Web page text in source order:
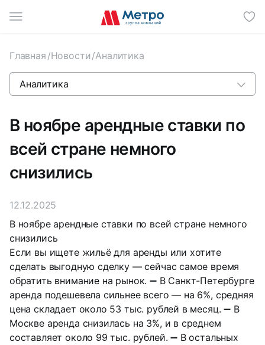
Главная /Новости/Аналитика
Новости отрасли
СМИ о нас
Аналитика
События «Метро»
В ноябре арендные ставки по
всей стране немного
снизились
12.12.2025
В ноябре арендные ставки по всей стране немного
снизились
Если вы ищете жильё для аренды или хотите
сделать выгодную сделку — сейчас самое время
обратить внимание на рынок. ➖ В Санкт-Петербурге
аренда подешевела сильнее всего — на 6%, средняя
цена складает около 53 тыс. рублей в месяц. ➖ В
Москве аренда снизилась на 3%, и в среднем
составляет около 99 тыс. рублей. ➖ В остальных